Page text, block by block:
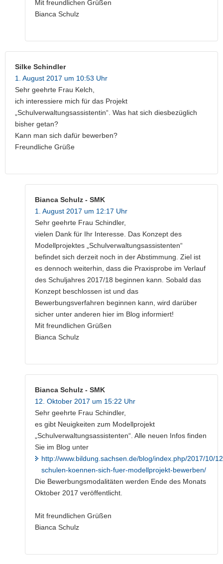
Mit freundlichen Grüßen
Bianca Schulz
Silke Schindler
1. August 2017 um 10:53 Uhr
Sehr geehrte Frau Kelch,
ich interessiere mich für das Projekt
„Schulverwaltungsassistentin“. Was hat sich diesbezüglich
bisher getan?
Kann man sich dafür bewerben?
Freundliche Grüße
Bianca Schulz - SMK
1. August 2017 um 12:17 Uhr
Sehr geehrte Frau Schindler,
vielen Dank für Ihr Interesse. Das Konzept des
Modellprojektes „Schulverwaltungsassistenten“
befindet sich derzeit noch in der Abstimmung. Ziel ist
es dennoch weiterhin, dass die Praxisprobe im Verlauf
des Schuljahres 2017/18 beginnen kann. Sobald das
Konzept beschlossen ist und das
Bewerbungsverfahren beginnen kann, wird darüber
sicher unter anderen hier im Blog informiert!
Mit freundlichen Grüßen
Bianca Schulz
Bianca Schulz - SMK
12. Oktober 2017 um 15:22 Uhr
Sehr geehrte Frau Schindler,
es gibt Neuigkeiten zum Modellprojekt
„Schulverwaltungsassistenten“. Alle neuen Infos finden
Sie im Blog unter
http://www.bildung.sachsen.de/blog/index.php/2017/10/
schulen-koennen-sich-fuer-modellprojekt-bewerben/
Die Bewerbungsmodalitäten werden Ende des Monats
Oktober 2017 veröffentlicht.
Mit freundlichen Grüßen
Bianca Schulz